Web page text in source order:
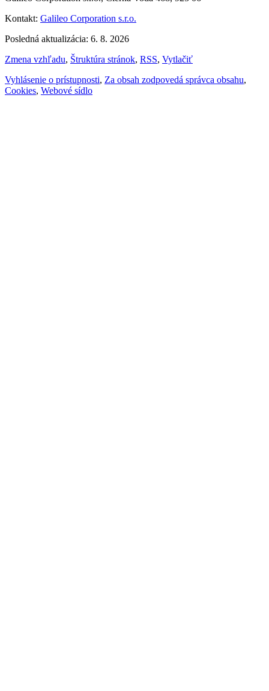
Kontakt: Galileo Corporation s.r.o.
Posledná aktualizácia: 6. 8. 2026
Zmena vzhľadu, Štruktúra stránok, RSS, Vytlačiť
Vyhlásenie o prístupnosti, Za obsah zodpovedá správca obsahu,
Cookies, Webové sídlo